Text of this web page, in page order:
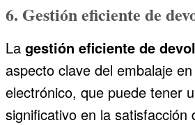
6. Gestión eficiente de
La gestión eficiente de
aspecto clave del embalaje
electrónico, que puede tener
significativo en la satisfacción